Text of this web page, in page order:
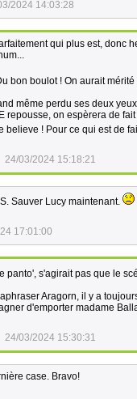
2024 14:03:28
qui plus est, donc
bon boulot ! On aurait
même perdu ses deux
repousse, on espèrera de
believe ! Pour ce qui est de
24/03/2024 15:18:21
Sauver Lucy maintenant.
17:01:00
panto', s'agirait pas que le
Aragorn, il y a
d'emporter madame
24/03/2024 15:30:31
case. Bravo!